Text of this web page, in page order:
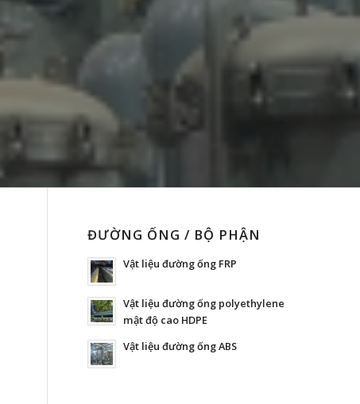
ĐƯỜNG ỐNG / BỘ PHẬN
Vật liệu đường ống FRP
Vật liệu đường ống polyethylene
mật độ cao HDPE
Vật liệu đường ống ABS